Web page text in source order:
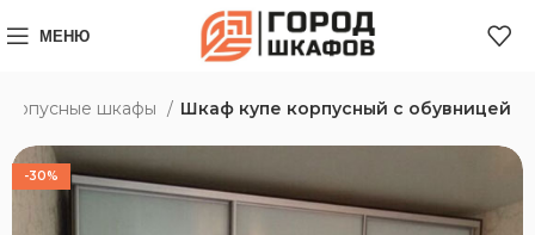
МЕНЮ
шкафы Шкаф купе корпусный с обувницей
-30%